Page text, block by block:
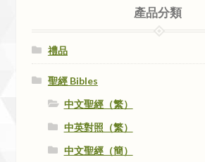
產品分類
禮品
聖經 Bibles
中文聖經（繁）
中英對照（繁）
中文聖經（簡）